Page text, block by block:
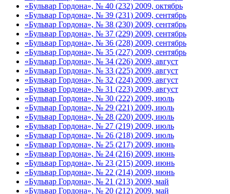
«Бульвар Гордона», № 40 (232) 2009, октябрь
«Бульвар Гордона», № 39 (231) 2009, сентябрь
«Бульвар Гордона», № 38 (230) 2009, сентябрь
«Бульвар Гордона», № 37 (229) 2009, сентябрь
«Бульвар Гордона», № 36 (228) 2009, сентябрь
«Бульвар Гордона», № 35 (227) 2009, сентябрь
«Бульвар Гордона», № 34 (226) 2009, август
«Бульвар Гордона», № 33 (225) 2009, август
«Бульвар Гордона», № 32 (224) 2009, август
«Бульвар Гордона», № 31 (223) 2009, август
«Бульвар Гордона», № 30 (222) 2009, июль
«Бульвар Гордона», № 29 (221) 2009, июль
«Бульвар Гордона», № 28 (220) 2009, июль
«Бульвар Гордона», № 27 (219) 2009, июль
«Бульвар Гордона», № 26 (218) 2009, июль
«Бульвар Гордона», № 25 (217) 2009, июнь
«Бульвар Гордона», № 24 (216) 2009, июнь
«Бульвар Гордона», № 23 (215) 2009, июнь
«Бульвар Гордона», № 22 (214) 2009, июнь
«Бульвар Гордона», № 21 (213) 2009, май
«Бульвар Гордона», № 20 (212) 2009, май